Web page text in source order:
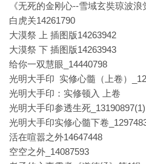
《无死的金刚心--雪域玄奘琼波
白虎关14261790
大漠祭 上 插图版14263942
大漠祭 下 插图版14263943
给你一双慧眼_14440798
光明大手印 实修心髓（上卷）
光明大手印：实修顿入 上卷
光明大手印参透生死_13190897(1)
光明大手印实修心髓下卷
活在喧嚣之外14647448
空空之外_14087593